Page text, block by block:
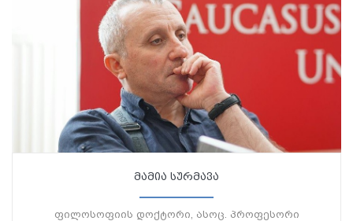
მამია სურმავა
ფილოსოფიის დოქტორი, ასოც. პროფესორი